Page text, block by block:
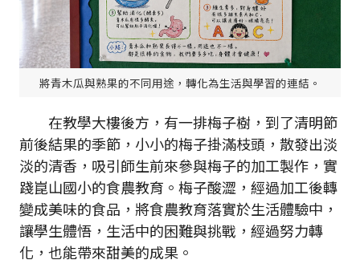
將青木瓜與熟果的不同用途，轉化為生活與學習的連結。
在教學大樓後方，有一排梅子樹，到了清明節
前後結果的季節，小小的梅子掛滿枝頭，散發出淡
淡的清香，吸引師生前來參與梅子的加工製作，實
踐崑山國小的食農教育。梅子酸澀，經過加工後轉
變成美味的食品，將食農教育落實於生活體驗中，
讓學生體悟，生活中的困難與挑戰，經過努力轉
化，也能帶來甜美的成果。